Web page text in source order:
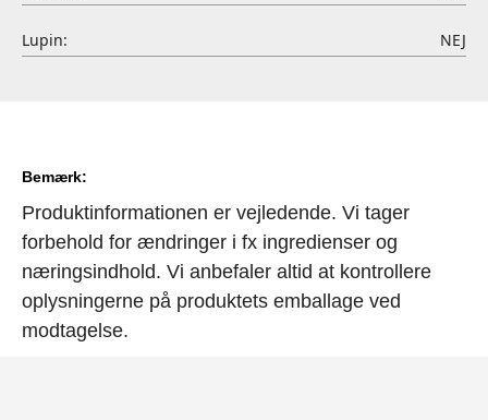
Lupin: NEJ
Bemærk:
Produktinformationen er vejledende. Vi tager
forbehold for ændringer i fx ingredienser og
næringsindhold. Vi anbefaler altid at kontrollere
oplysningerne på produktets emballage ved
modtagelse.